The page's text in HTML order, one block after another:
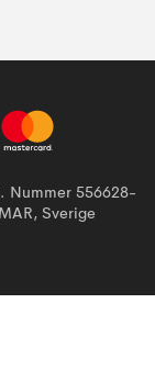
Nummer 556628-
Sverige